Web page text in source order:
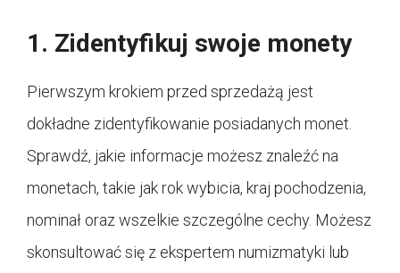
1. Zidentyfikuj swoje monety
Pierwszym krokiem przed sprzedażą jest
dokładne zidentyfikowanie posiadanych monet.
Sprawdź, jakie informacje możesz znaleźć na
monetach, takie jak rok wybicia, kraj pochodzenia,
nominał oraz wszelkie szczególne cechy. Możesz
skonsultować się z ekspertem numizmatyki lub